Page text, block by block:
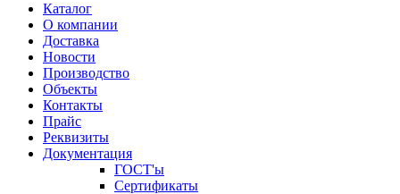
Каталог
О компании
Доставка
Новости
Производство
Объекты
Контакты
Прайс
Реквизиты
Документация
ГОСТ'ы
Сертификаты